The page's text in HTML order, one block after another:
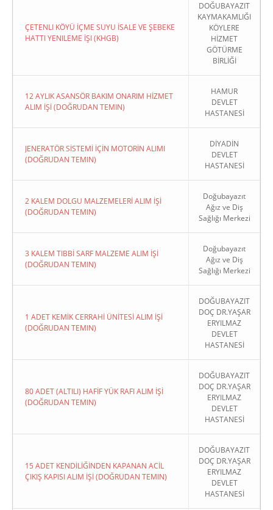
ÇETENLI KÖYÜ İÇME SUYU İSALE VE ŞEBEKE
HATTI YENILEME İŞI (KHGB)
DOĞUBAYAZIT
KAYMAKAMLIĞI
KÖYLERE
HİZMET
GÖTÜRME
BİRLİĞİ
12 AYLIK ASANSÖR BAKIM ONARIM HİZMET
ALIM İŞİ (DOĞRUDAN TEMIN)
HAMUR
DEVLET
HASTANESİ
JENERATÖR SİSTEMİ İÇİN MOTORİN ALIMI
(DOĞRUDAN TEMIN)
DİYADİN
DEVLET
HASTANESİ
2 KALEM DOLGU MALZEMELERİ ALIM İŞİ
(DOĞRUDAN TEMIN)
Doğubayazıt
Ağız ve Diş
Sağlığı Merkezi
3 KALEM TIBBİ SARF MALZEME ALIM İŞİ
(DOĞRUDAN TEMIN)
Doğubayazıt
Ağız ve Diş
Sağlığı Merkezi
1 ADET KEMİK CERRAHİ ÜNİTESİ ALIM İŞİ
(DOĞRUDAN TEMIN)
DOĞUBAYAZIT
DOÇ DR.YAŞAR
ERYILMAZ
DEVLET
HASTANESİ
80 ADET (ALTILI) HAFİF YÜK RAFI ALIM İŞİ
(DOĞRUDAN TEMIN)
DOĞUBAYAZIT
DOÇ DR.YAŞAR
ERYILMAZ
DEVLET
HASTANESİ
15 ADET KENDİLİĞİNDEN KAPANAN ACİL
ÇIKIŞ KAPISI ALIM İŞİ (DOĞRUDAN TEMIN)
DOĞUBAYAZIT
DOÇ DR.YAŞAR
ERYILMAZ
DEVLET
HASTANESİ